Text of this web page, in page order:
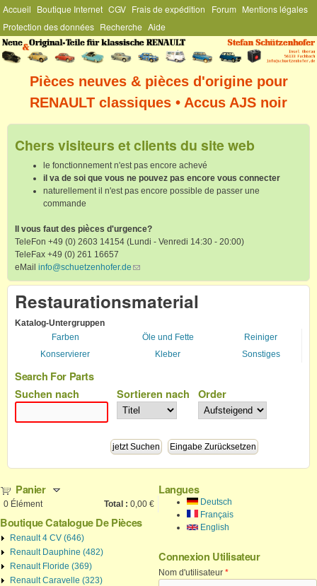
Aller au contenu principal
Menu Général
Accueil Boutique Internet CGV Frais de expédition Forum Mentions légales
Protection des données Recherche Aide
Stefan
Schützenhofer
Pièces neuves & pièces d'origine pour
RENAULT classiques • Accus AJS noir
Chers visiteurs et clients du site web
le fonctionnement n'est pas encore achevé
il va de soi que vous ne pouvez pas encore vous connecter
naturellement il n'est pas encore possible de passer une
commande
Il vous faut des pièces d'urgence?
TeleFon +49 (0) 2603 14154 (Lundi - Venredi 14:30 - 20:00)
TeleFax +49 (0) 261 16657
eMail info@schuetzenhofer.de (link sends e-mail)
Restaurationsmaterial
Katalog-Untergruppen
Farben
Öle und Fette
Reiniger
Konservierer
Kleber Sonstiges
Search For Parts
Suchen nach
Sortieren nach Order
Panier
0 Élément Total : 0,00 €
Boutique Catalogue De Pièces
Renault 4 CV (646)
Renault Dauphine (482)
Renault Floride (369)
Renault Caravelle (323)
Langues
Deutsch
Français
English
Connexion Utilisateur
Nom d'utilisateur *